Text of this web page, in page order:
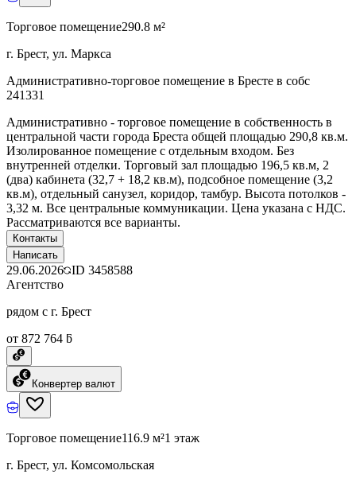
Торговое помещение290.8 м²
г. Брест, ул. Маркса
Административно-торговое помещение в Бресте в собс
241331
Административно - торговое помещение в собственность в
центральной части города Бреста общей площадью 290,8 кв.м.
Изолированное помещение с отдельным входом. Без
внутренней отделки. Торговый зал площадью 196,5 кв.м, 2
(два) кабинета (32,7 + 18,2 кв.м), подсобное помещение (3,2
кв.м), отдельный санузел, коридор, тамбур. Высота потолков -
3,32 м. Все центральные коммуникации. Цена указана с НДС.
Рассматриваются все варианты.
Контакты
Написать
29.06.2026 ID 3458588
Агентство
рядом с г. Брест
от 872 764 ƃ
Конвертер валют
Торговое помещение116.9 м²1 этаж
г. Брест, ул. Комсомольская